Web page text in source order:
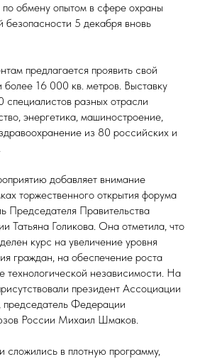
обмену опытом в сфере охраны
5 декабря вновь
предлагается проявить свой
16 000 кв. метров. Выставку
разных отрасли
энергетика, машиностроение,
из 80 российских и
добавляет внимание
торжественного открытия форума
Председателя Правительства
Татьяна Голикова. Она отметила, что
курс на увеличение уровня
граждан, на обеспечение роста
технологической независимости. На
президент Ассоциации
Федерации
России Михаил Шмаков.
сложились в плотную программу,